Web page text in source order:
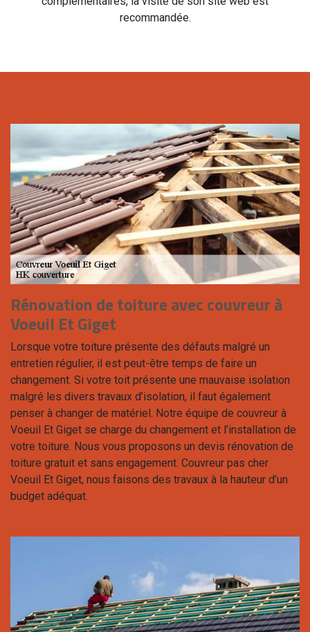
recommandée.
Rénovation de toiture avec couvreur à
Voeuil Et Giget
Lorsque votre toiture présente des défauts malgré un
entretien régulier, il est peut-être temps de faire un
changement. Si votre toit présente une mauvaise isolation
malgré les divers travaux d’isolation, il faut également
penser à changer de matériel. Notre équipe de couvreur à
Voeuil Et Giget se charge du changement et l’installation de
votre toiture. Nous vous proposons un devis rénovation de
toiture gratuit et sans engagement. Couvreur pas cher
Voeuil Et Giget, nous faisons des travaux à la hauteur d’un
budget adéquat.